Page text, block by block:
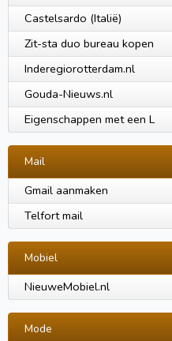
Castelsardo (Italië)
Zit-sta duo bureau kopen
Inderegiorotterdam.nl
Gouda-Nieuws.nl
Eigenschappen met een L
Mail
Gmail aanmaken
Telfort mail
Mobiel
NieuweMobiel.nl
Mode